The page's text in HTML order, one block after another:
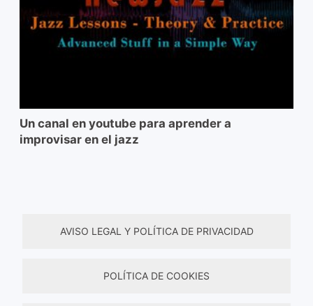
Un canal en youtube para aprender a
improvisar en el jazz
AVISO LEGAL Y POLÍTICA DE PRIVACIDAD
POLÍTICA DE COOKIES